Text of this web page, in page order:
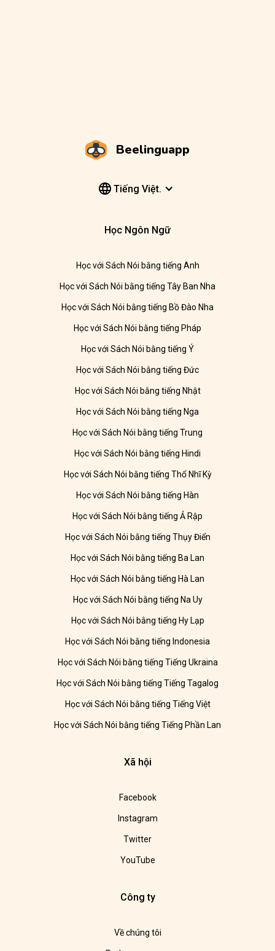
Beelinguapp
Tiếng Việt.
Học Ngôn Ngữ
Học với Sách Nói bằng tiếng Anh
Học với Sách Nói bằng tiếng Tây Ban Nha
Học với Sách Nói bằng tiếng Bồ Đào Nha
Học với Sách Nói bằng tiếng Pháp
Học với Sách Nói bằng tiếng Ý
Học với Sách Nói bằng tiếng Đức
Học với Sách Nói bằng tiếng Nhật
Học với Sách Nói bằng tiếng Nga
Học với Sách Nói bằng tiếng Trung
Học với Sách Nói bằng tiếng Hindi
Học với Sách Nói bằng tiếng Thổ Nhĩ Kỳ
Học với Sách Nói bằng tiếng Hàn
Học với Sách Nói bằng tiếng Ả Rập
Học với Sách Nói bằng tiếng Thụy Điển
Học với Sách Nói bằng tiếng Ba Lan
Học với Sách Nói bằng tiếng Hà Lan
Học với Sách Nói bằng tiếng Na Uy
Học với Sách Nói bằng tiếng Hy Lạp
Học với Sách Nói bằng tiếng Indonesia
Học với Sách Nói bằng tiếng Tiếng Ukraina
Học với Sách Nói bằng tiếng Tiếng Tagalog
Học với Sách Nói bằng tiếng Tiếng Việt
Học với Sách Nói bằng tiếng Tiếng Phần Lan
Xã hội
Facebook
Instagram
Twitter
YouTube
Công ty
Về chúng tôi